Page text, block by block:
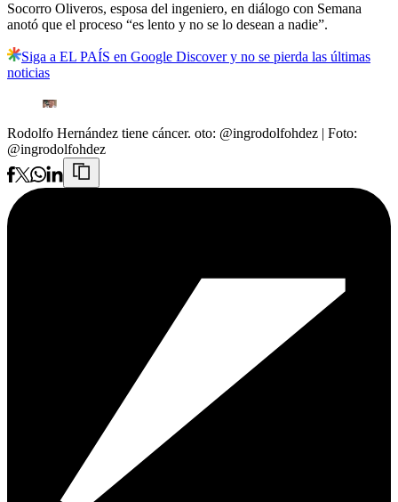
Socorro Oliveros, esposa del ingeniero, en diálogo con Semana
anotó que el proceso “es lento y no se lo desean a nadie”.
Siga a EL PAÍS en Google Discover y no se pierda las últimas
noticias
Rodolfo Hernández tiene cáncer. oto: @ingrodolfohdez | Foto:
@ingrodolfohdez